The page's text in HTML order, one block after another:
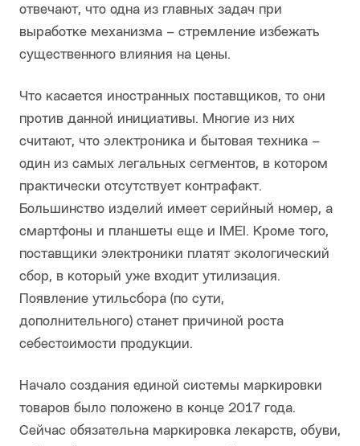
отвечают, что одна из главных задач при
выработке механизма – стремление избежать
существенного влияния на цены.
Что касается иностранных поставщиков, то они
против данной инициативы. Многие из них
считают, что электроника и бытовая техника –
один из самых легальных сегментов, в котором
практически отсутствует контрафакт.
Большинство изделий имеет серийный номер, а
смартфоны и планшеты еще и IMEI. Кроме того,
поставщики электроники платят экологический
сбор, в который уже входит утилизация.
Появление утильсбора (по сути,
дополнительного) станет причиной роста
себестоимости продукции.
Начало создания единой системы маркировки
товаров было положено в конце 2017 года.
Сейчас обязательна маркировка лекарств, обуви,